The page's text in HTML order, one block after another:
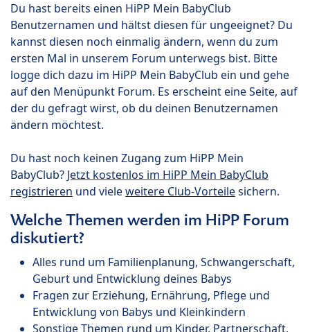
Du hast bereits einen HiPP Mein BabyClub
Benutzernamen und hältst diesen für ungeeignet? Du
kannst diesen noch einmalig ändern, wenn du zum
ersten Mal in unserem Forum unterwegs bist. Bitte
logge dich dazu im HiPP Mein BabyClub ein und gehe
auf den Menüpunkt Forum. Es erscheint eine Seite, auf
der du gefragt wirst, ob du deinen Benutzernamen
ändern möchtest.
Du hast noch keinen Zugang zum HiPP Mein
BabyClub? Jetzt kostenlos im HiPP Mein BabyClub
registrieren und vieleweitere Club-Vorteilesichern.
Welche Themen werden im HiPP Forum
diskutiert?
Alles rund um Familienplanung, Schwangerschaft,
Geburt und Entwicklung deines Babys
Fragen zur Erziehung, Ernährung, Pflege und
Entwicklung von Babys und Kleinkindern
Sonstige Themen rund um Kinder, Partnerschaft,